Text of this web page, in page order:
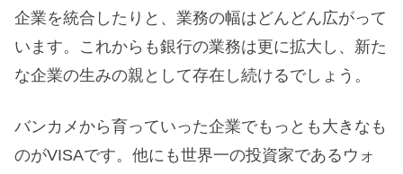
企業を統合したりと、業務の幅はどんどん広がって
います。これからも銀行の業務は更に拡大し、新た
な企業の生みの親として存在し続けるでしょう。
バンカメから育っていった企業でもっとも大きなも
のがVISAです。他にも世界一の投資家であるウォ